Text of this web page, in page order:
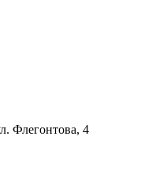
Флегонтова, 4